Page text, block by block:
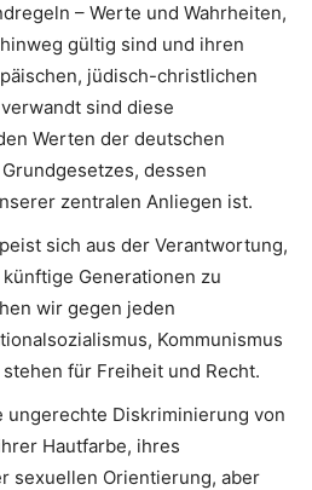
– Werte und Wahrheiten,
gültig sind und ihren
jüdisch-christlichen
sind diese
Werten der deutschen
dessen
zentralen Anliegen ist.
sich aus der Verantwortung,
Generationen zu
wir gegen jeden
Kommunismus
für Freiheit und Recht.
ungerechte Diskriminierung von
Hautfarbe, ihres
sexuellen Orientierung, aber